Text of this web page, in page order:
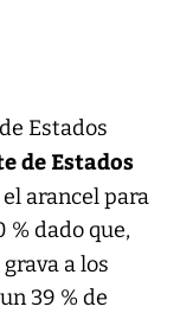
Estados
de Estados
arancel para
dado que,
grava a los
39 % de